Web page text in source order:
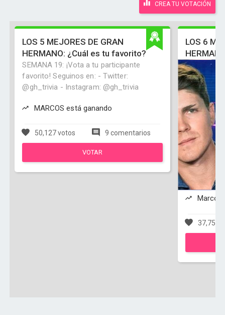
CREA TU VOTACIÓN
LOS 5 MEJORES DE GRAN
HERMANO: ¿Cuál es tu favorito?
SEMANA 19: ¡Vota a tu participante
favorito! Seguinos en: - Twitter:
@gh_trivia - Instagram: @gh_trivia
MARCOS está ganando
50,127 votos 9 comentarios
VOTAR
LOS 6
Marcos
37,759